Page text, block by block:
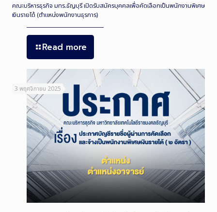
คณะบริหารธุรกิจ มทร.ธัญบุรี เปิดรับสมัครบุคคลเพื่อคัดเลือกเป็นพนักงานพิเศษ
เงินรายได้ (ตำแหน่งพนักงานธุรการ)
Read more
3 พฤศจิกายน 2025